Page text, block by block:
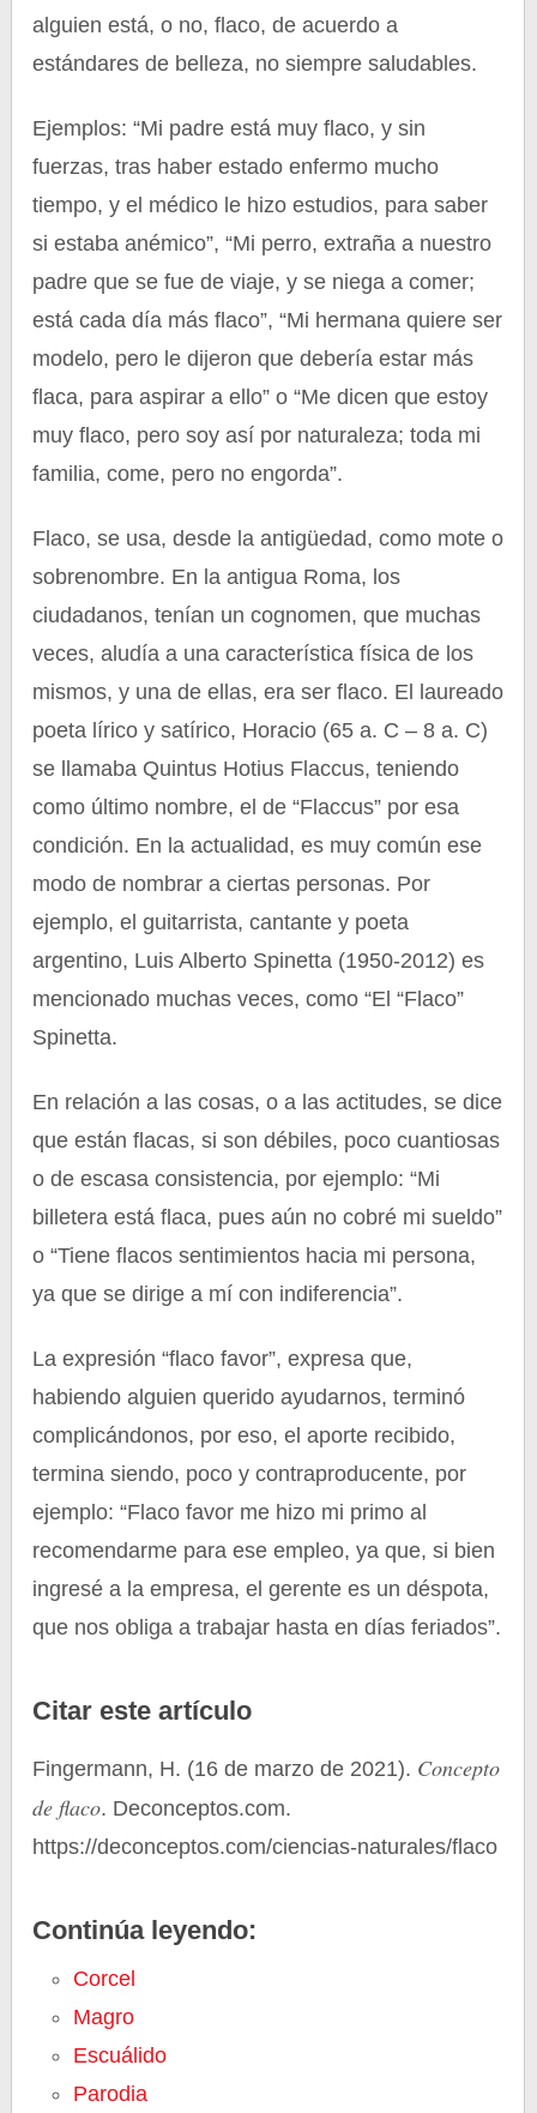
alguien está, o no, flaco, de acuerdo a
estándares de belleza, no siempre saludables.
Ejemplos: “Mi padre está muy flaco, y sin
fuerzas, tras haber estado enfermo mucho
tiempo, y el médico le hizo estudios, para saber
si estaba anémico”, “Mi perro, extraña a nuestro
padre que se fue de viaje, y se niega a comer;
está cada día más flaco”, “Mi hermana quiere ser
modelo, pero le dijeron que debería estar más
flaca, para aspirar a ello” o “Me dicen que estoy
muy flaco, pero soy así por naturaleza; toda mi
familia, come, pero no engorda”.
Flaco, se usa, desde la antigüedad, como mote o
sobrenombre. En la antigua Roma, los
ciudadanos, tenían un cognomen, que muchas
veces, aludía a una característica física de los
mismos, y una de ellas, era ser flaco. El laureado
poeta lírico y satírico, Horacio (65 a. C – 8 a. C)
se llamaba Quintus Hotius Flaccus, teniendo
como último nombre, el de “Flaccus” por esa
condición. En la actualidad, es muy común ese
modo de nombrar a ciertas personas. Por
ejemplo, el guitarrista, cantante y poeta
argentino, Luis Alberto Spinetta (1950-2012) es
mencionado muchas veces, como “El “Flaco”
Spinetta.
En relación a las cosas, o a las actitudes, se dice
que están flacas, si son débiles, poco cuantiosas
o de escasa consistencia, por ejemplo: “Mi
billetera está flaca, pues aún no cobré mi sueldo”
o “Tiene flacos sentimientos hacia mi persona,
ya que se dirige a mí con indiferencia”.
La expresión “flaco favor”, expresa que,
habiendo alguien querido ayudarnos, terminó
complicándonos, por eso, el aporte recibido,
termina siendo, poco y contraproducente, por
ejemplo: “Flaco favor me hizo mi primo al
recomendarme para ese empleo, ya que, si bien
ingresé a la empresa, el gerente es un déspota,
que nos obliga a trabajar hasta en días feriados”.
Citar este artículo
Fingermann, H. (16 de marzo de 2021). Concepto
de flaco. Deconceptos.com.
https://deconceptos.com/ciencias-naturales/flaco
Continúa leyendo:
Corcel
Magro
Escuálido
Parodia